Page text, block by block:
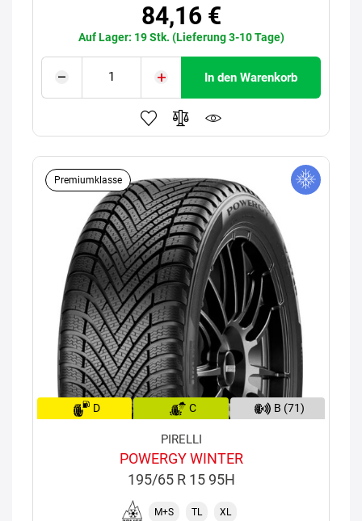
84,16 €
Auf Lager: 19 Stk. (Lieferung 3-10 Tage)
In den Warenkorb
Premiumklasse
D C B (71)
PIRELLI
POWERGY WINTER
195/65 R 15 95H
M+S TL XL